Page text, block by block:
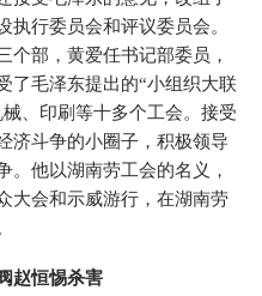
行委员会和评议委员会。
个部，黄爱任书记部委员，
了毛泽东提出的“小组织大联
、印刷等十多个工会。接受
济斗争的小圈子，积极领导
。他以湖南劳工会的名义，
大会和示威游行，在湖南劳
赵恒惕杀害